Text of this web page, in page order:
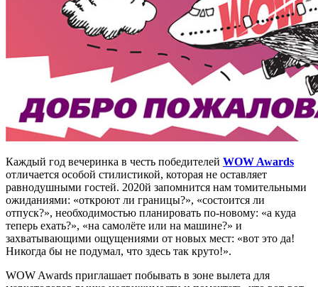
Каждый год вечеринка в честь победителей WOW Awards
отличается особой стилистикой, которая не оставляет
равнодушными гостей. 2020й запомнится нам томительными
ожиданиями: «откроют ли границы?», «состоится ли
отпуск?», необходимостью планировать по-новому: «а куда
теперь ехать?», «на самолёте или на машине?» и
захватывающими ощущениями от новых мест: «вот это да!
Никогда бы не подумал, что здесь так круто!».
WOW Awards приглашает побывать в зоне вылета для